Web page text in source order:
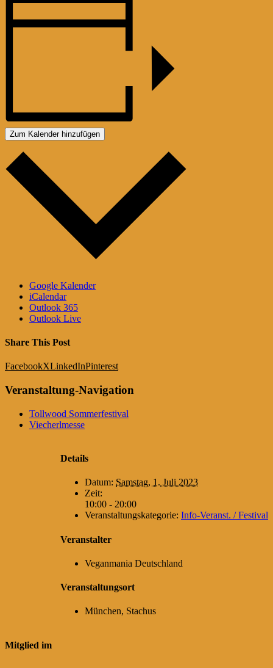
Zum Kalender hinzufügen
Google Kalender
iCalendar
Outlook 365
Outlook Live
Share This Post
FacebookXLinkedInPinterest
Veranstaltung-Navigation
Tollwood Sommerfestival
Viecherlmesse
Details
Datum: Samstag, 1. Juli 2023
Zeit:
10:00 - 20:00
Veranstaltungskategorie: Info-Veranst. / Festival
Veranstalter
Veganmania Deutschland
Veranstaltungsort
München, Stachus
Mitglied im